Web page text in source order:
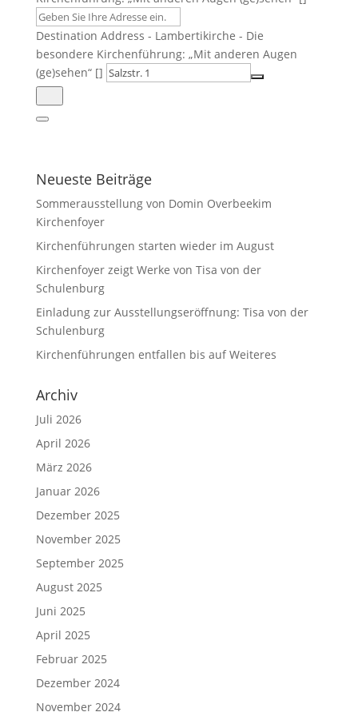
Destination Address - Lambertikirche - Die
besondere Kirchenführung: „Mit anderen Augen
(ge)sehen“ []
Neueste Beiträge
Sommerausstellung von Domin Overbeekim
Kirchenfoyer
Kirchenführungen starten wieder im August
Kirchenfoyer zeigt Werke von Tisa von der
Schulenburg
Einladung zur Ausstellungseröffnung: Tisa von der
Schulenburg
Kirchenführungen entfallen bis auf Weiteres
Archiv
Juli 2026
April 2026
März 2026
Januar 2026
Dezember 2025
November 2025
September 2025
August 2025
Juni 2025
April 2025
Februar 2025
Dezember 2024
November 2024